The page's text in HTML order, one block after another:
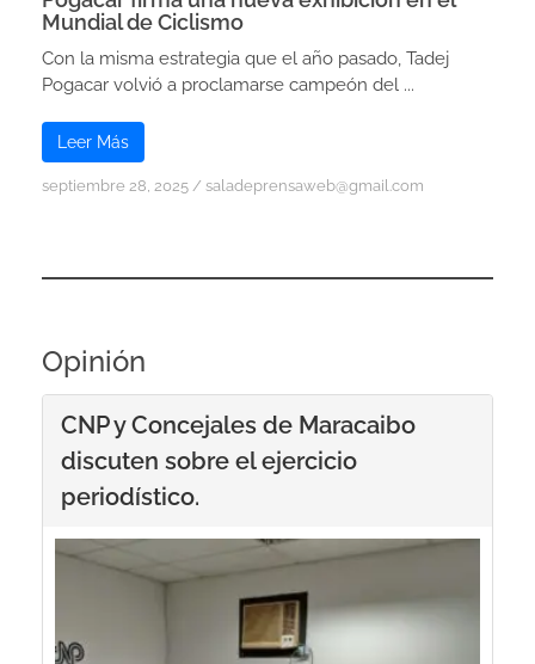
Mundial de Ciclismo
Con la misma estrategia que el año pasado, Tadej
Pogacar volvió a proclamarse campeón del ...
Leer Más
septiembre 28, 2025 / saladeprensaweb@gmail.com
Opinión
CNP y Concejales de Maracaibo
discuten sobre el ejercicio
periodístico.